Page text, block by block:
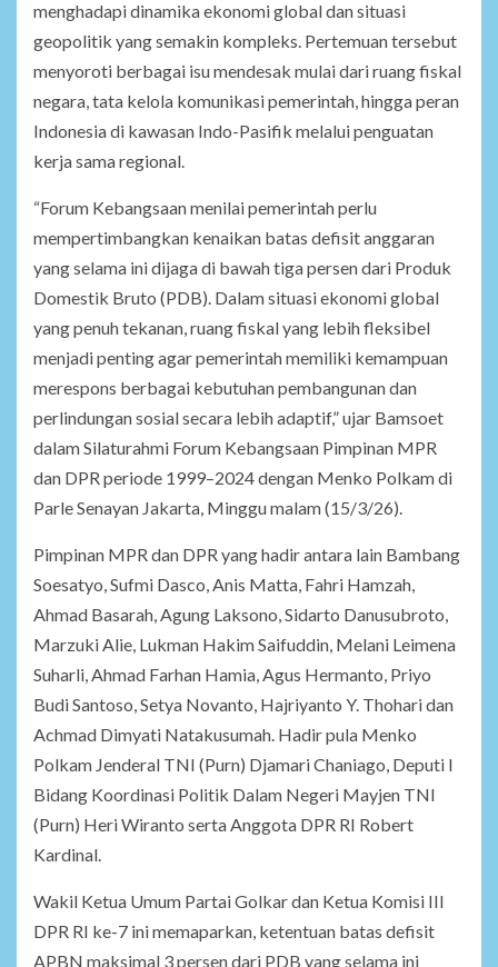
menghadapi dinamika ekonomi global dan situasi
geopolitik yang semakin kompleks. Pertemuan tersebut
menyoroti berbagai isu mendesak mulai dari ruang fiskal
negara, tata kelola komunikasi pemerintah, hingga peran
Indonesia di kawasan Indo-Pasifik melalui penguatan
kerja sama regional.
“Forum Kebangsaan menilai pemerintah perlu
mempertimbangkan kenaikan batas defisit anggaran
yang selama ini dijaga di bawah tiga persen dari Produk
Domestik Bruto (PDB). Dalam situasi ekonomi global
yang penuh tekanan, ruang fiskal yang lebih fleksibel
menjadi penting agar pemerintah memiliki kemampuan
merespons berbagai kebutuhan pembangunan dan
perlindungan sosial secara lebih adaptif,” ujar Bamsoet
dalam Silaturahmi Forum Kebangsaan Pimpinan MPR
dan DPR periode 1999–2024 dengan Menko Polkam di
Parle Senayan Jakarta, Minggu malam (15/3/26).
Pimpinan MPR dan DPR yang hadir antara lain Bambang
Soesatyo, Sufmi Dasco, Anis Matta, Fahri Hamzah,
Ahmad Basarah, Agung Laksono, Sidarto Danusubroto,
Marzuki Alie, Lukman Hakim Saifuddin, Melani Leimena
Suharli, Ahmad Farhan Hamia, Agus Hermanto, Priyo
Budi Santoso, Setya Novanto, Hajriyanto Y. Thohari dan
Achmad Dimyati Natakusumah. Hadir pula Menko
Polkam Jenderal TNI (Purn) Djamari Chaniago, Deputi I
Bidang Koordinasi Politik Dalam Negeri Mayjen TNI
(Purn) Heri Wiranto serta Anggota DPR RI Robert
Kardinal.
Wakil Ketua Umum Partai Golkar dan Ketua Komisi III
DPR RI ke-7 ini memaparkan, ketentuan batas defisit
APBN maksimal 3 persen dari PDB yang selama ini